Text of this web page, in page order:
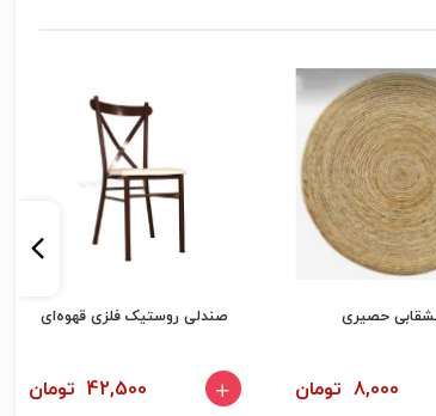
حصیری
8,000 تومان
صندلی روستیک فلزی قهوه‌ای
42,500 تومان